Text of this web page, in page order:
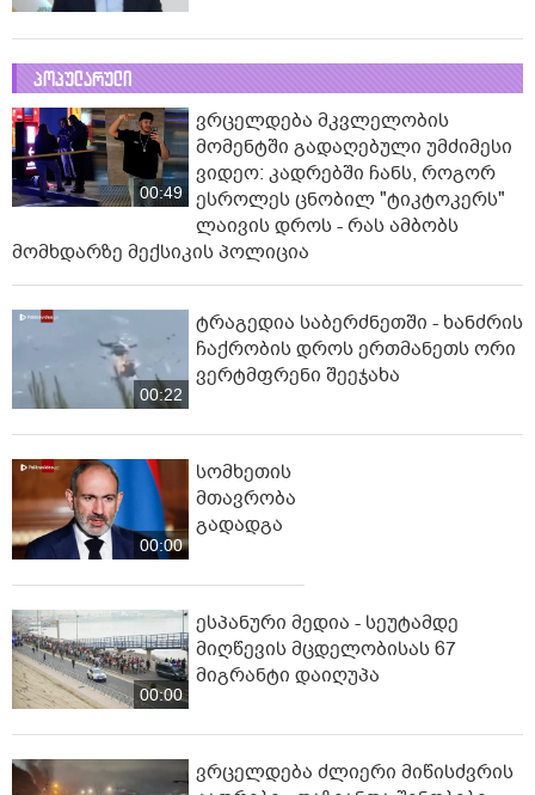
პოპულარული
00:49
ვრცელდება მკვლელობის
მომენტში გადაღებული უმძიმესი
ვიდეო: კადრებში ჩანს, როგორ
ესროლეს ცნობილ "ტიკტოკერს"
ლაივის დროს - რას ამბობს
მომხდარზე მექსიკის პოლიცია
00:22
ტრაგედია საბერძნეთში - ხანძრის
ჩაქრობის დროს ერთმანეთს ორი
ვერტმფრენი შეეჯახა
00:00
სომხეთის
მთავრობა
გადადგა
00:00
ესპანური მედია - სეუტამდე
მიღწევის მცდელობისას 67
მიგრანტი დაიღუპა
ვრცელდება ძლიერი მიწისძვრის